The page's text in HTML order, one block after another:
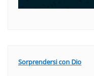
Sorprendersi con Dio